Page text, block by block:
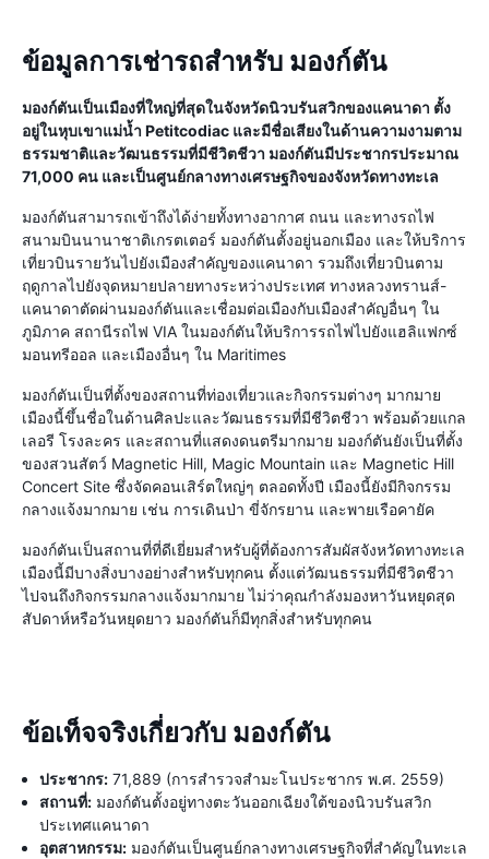
ข้อมูลการเช่ารถสำหรับ มองก์ตัน
มองก์ตันเป็นเมืองที่ใหญ่ที่สุดในจังหวัดนิวบรันสวิกของแคนาดา ตั้ง
อยู่ในหุบเขาแม่น้ำ Petitcodiac และมีชื่อเสียงในด้านความงามตาม
ธรรมชาติและวัฒนธรรมที่มีชีวิตชีวา มองก์ตันมีประชากรประมาณ
71,000 คน และเป็นศูนย์กลางทางเศรษฐกิจของจังหวัดทางทะเล
มองก์ตันสามารถเข้าถึงได้ง่ายทั้งทางอากาศ ถนน และทางรถไฟ
สนามบินนานาชาติเกรตเตอร์ มองก์ตันตั้งอยู่นอกเมือง และให้บริการ
เที่ยวบินรายวันไปยังเมืองสำคัญของแคนาดา รวมถึงเที่ยวบินตาม
ฤดูกาลไปยังจุดหมายปลายทางระหว่างประเทศ ทางหลวงทรานส์-
แคนาดาตัดผ่านมองก์ตันและเชื่อมต่อเมืองกับเมืองสำคัญอื่นๆ ใน
ภูมิภาค สถานีรถไฟ VIA ในมองก์ตันให้บริการรถไฟไปยังแฮลิแฟกซ์
มอนทรีออล และเมืองอื่นๆ ใน Maritimes
มองก์ตันเป็นที่ตั้งของสถานที่ท่องเที่ยวและกิจกรรมต่างๆ มากมาย
เมืองนี้ขึ้นชื่อในด้านศิลปะและวัฒนธรรมที่มีชีวิตชีวา พร้อมด้วยแกล
เลอรี โรงละคร และสถานที่แสดงดนตรีมากมาย มองก์ตันยังเป็นที่ตั้ง
ของสวนสัตว์ Magnetic Hill, Magic Mountain และ Magnetic Hill
Concert Site ซึ่งจัดคอนเสิร์ตใหญ่ๆ ตลอดทั้งปี เมืองนี้ยังมีกิจกรรม
กลางแจ้งมากมาย เช่น การเดินป่า ขี่จักรยาน และพายเรือคายัค
มองก์ตันเป็นสถานที่ที่ดีเยี่ยมสำหรับผู้ที่ต้องการสัมผัสจังหวัดทางทะเล
เมืองนี้มีบางสิ่งบางอย่างสำหรับทุกคน ตั้งแต่วัฒนธรรมที่มีชีวิตชีวา
ไปจนถึงกิจกรรมกลางแจ้งมากมาย ไม่ว่าคุณกำลังมองหาวันหยุดสุด
สัปดาห์หรือวันหยุดยาว มองก์ตันก็มีทุกสิ่งสำหรับทุกคน
ข้อเท็จจริงเกี่ยวกับ มองก์ตัน
ประชากร: 71,889 (การสำรวจสำมะโนประชากร พ.ศ. 2559)
สถานที่: มองก์ตันตั้งอยู่ทางตะวันออกเฉียงใต้ของนิวบรันสวิก
ประเทศแคนาดา
อุตสาหกรรม: มองก์ตันเป็นศูนย์กลางทางเศรษฐกิจที่สำคัญในทะเล